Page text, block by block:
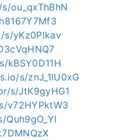
ou_qxThBhN
s/yKz0Plkav
s/znJ_1lU0xG
s/JtK9gyHG1
v72HYPktW3